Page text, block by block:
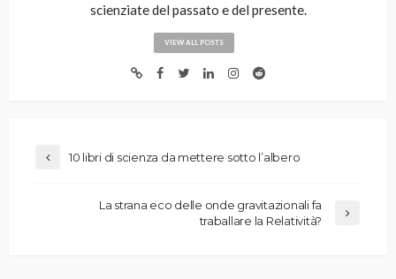
scienziate del passato e del presente.
VIEW ALL POSTS
10 libri di scienza da mettere sotto l’albero
La strana eco delle onde gravitazionali fa
traballare la Relatività?